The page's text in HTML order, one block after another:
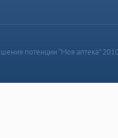
потенции “Моя аптека”